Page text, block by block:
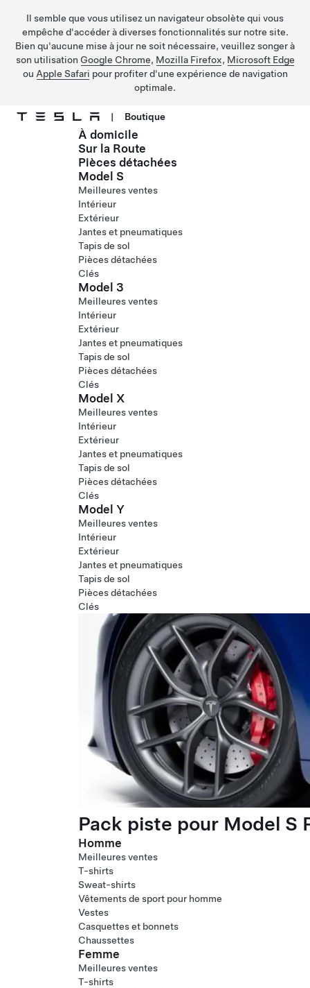
Il semble que vous utilisez un navigateur obsolète qui vous
empêche d'accéder à diverses fonctionnalités sur notre site.
Bien qu'aucune mise à jour ne soit nécessaire, veuillez songer à
son utilisation Google Chrome, Mozilla Firefox, Microsoft Edge
ou Apple Safari pour profiter d'une expérience de navigation
optimale.
Passer au contenu principal
| Boutique
À domicile
Sur la Route
Pièces détachées
Model S
Meilleures ventes
Intérieur
Extérieur
Jantes et pneumatiques
Tapis de sol
Pièces détachées
Clés
Model 3
Meilleures ventes
Intérieur
Extérieur
Jantes et pneumatiques
Tapis de sol
Pièces détachées
Clés
Model X
Meilleures ventes
Intérieur
Extérieur
Jantes et pneumatiques
Tapis de sol
Pièces détachées
Clés
Model Y
Meilleures ventes
Intérieur
Extérieur
Jantes et pneumatiques
Tapis de sol
Pièces détachées
Clés
Pack piste pour Model S
Homme
Meilleures ventes
T-shirts
Sweat-shirts
Vêtements de sport pour homme
Vestes
Casquettes et bonnets
Chaussettes
Femme
Meilleures ventes
T-shirts